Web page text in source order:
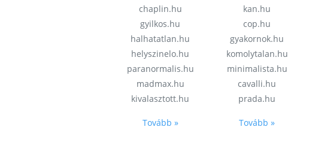
chaplin.hu
gyilkos.hu
halhatatlan.hu
helyszinelo.hu
paranormalis.hu
madmax.hu
kivalasztott.hu
Tovább »
kan.hu
cop.hu
gyakornok.hu
komolytalan.hu
minimalista.hu
cavalli.hu
prada.hu
Tovább »